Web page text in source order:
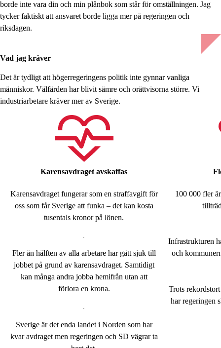
borde inte vara din och min plånbok som står för omställningen. Jag
tycker faktiskt att ansvaret borde ligga mer på regeringen och
riksdagen.
Vad jag kräver
Det är tydligt att högerregeringens politik inte gynnar vanliga
människor. Välfärden har blivit sämre och orättvisorna större. Vi
industriarbetare kräver mer av Sverige.
Karensavdraget avskaffas
Karensavdraget fungerar som en straffavgift för
oss som får Sverige att funka – det kan kosta
tusentals kronor på lönen.
Fler än hälften av alla arbetare har gått sjuk till
jobbet på grund av karensavdraget. Samtidigt
kan många andra jobba hemifrån utan att
förlora en krona.
Sverige är det enda landet i Norden som har
kvar avdraget men regeringen och SD vägrar ta
100 000 fler
Infrastrukturen
och
Trots
har regeringen